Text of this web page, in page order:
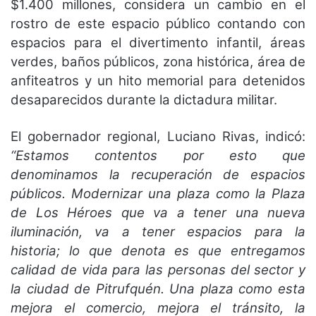
$1.400 millones, considera un cambio en el
rostro de este espacio público contando con
espacios para el divertimento infantil, áreas
verdes, baños públicos, zona histórica, área de
anfiteatros y un hito memorial para detenidos
desaparecidos durante la dictadura militar.
El gobernador regional, Luciano Rivas, indicó:
“Estamos contentos por esto que
denominamos la recuperación de espacios
públicos. Modernizar una plaza como la Plaza
de Los Héroes que va a tener una nueva
iluminación, va a tener espacios para la
historia; lo que denota es que entregamos
calidad de vida para las personas del sector y
la ciudad de Pitrufquén. Una plaza como esta
mejora el comercio, mejora el tránsito, la